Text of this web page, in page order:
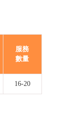
服務
數量
16-20